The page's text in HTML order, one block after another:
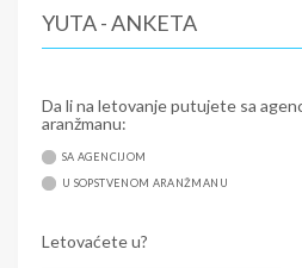
YUTA - ANKETA
Da li na letovanje putujete sa
aranžmanu:
SA AGENCIJOM
U SOPSTVENOM ARANŽMANU
Letovaćete u?